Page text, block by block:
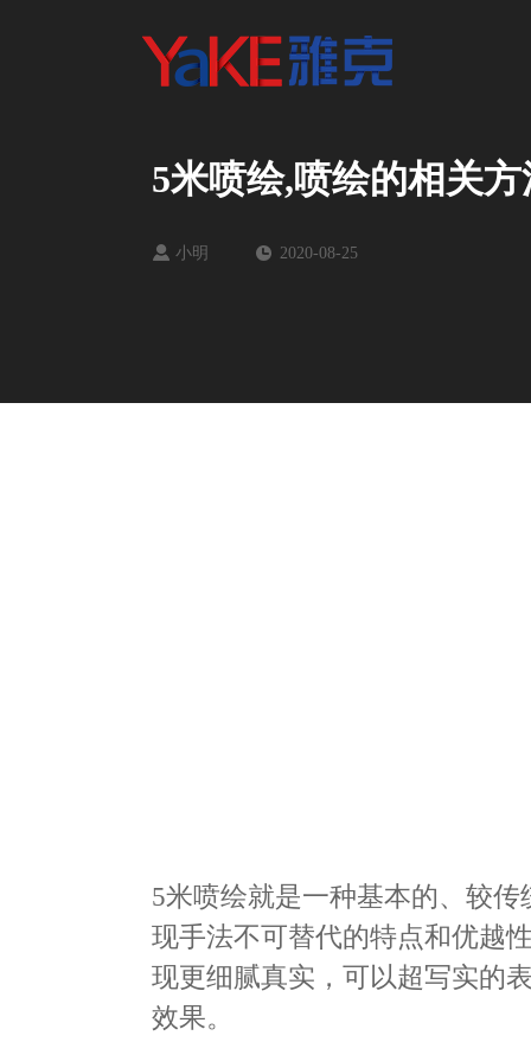
5米喷绘,喷绘的相关
小明 2020-08-25
5米喷绘就是一种基本的、较
现手法不可替代的特点和优越
现更细腻真实，可以超写实的
效果。